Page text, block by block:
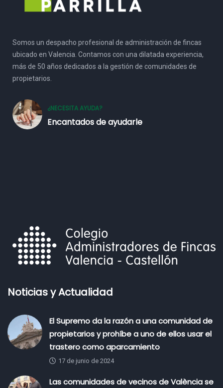
Somos un despacho profesional de administración de fincas
ubicado en Valencia. Contamos con una dilatada experiencia,
más de 50 años dedicados a la gestión de comunidades de
propietarios.
¿NECESITA AYUDA?
Encantados de ayudarle
Noticias y Actualidad
El Supremo da la razón a una comunidad de
propietarios y prohíbe a uno de ellos usar el
trastero como aparcamiento
17 de junio de 2024
Las comunidades de vecinos de València se